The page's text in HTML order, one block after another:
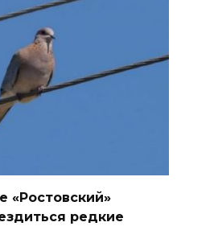
«Ростовский»
редкие